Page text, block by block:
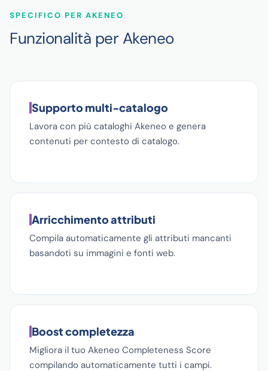
SPECIFICO PER AKENEO
Funzionalità per Akeneo
Supporto multi-catalogo
Lavora con più cataloghi Akeneo e genera
contenuti per contesto di catalogo.
Arricchimento attributi
Compila automaticamente gli attributi mancanti
basandoti su immagini e fonti web.
Boost completezza
Migliora il tuo Akeneo Completeness Score
compilando automaticamente tutti i campi.